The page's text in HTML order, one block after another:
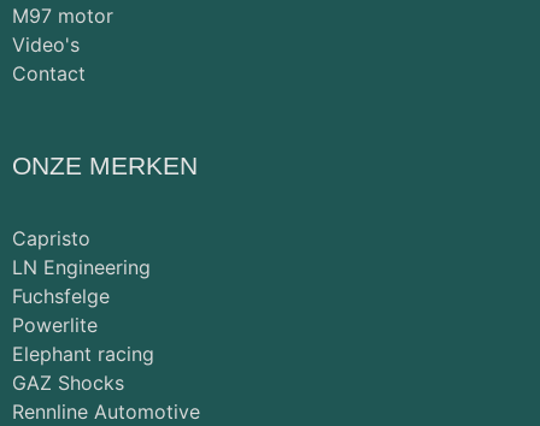
M97 motor
Video's
Contact
ONZE MERKEN
Capristo
LN Engineering
Fuchsfelge
Powerlite
Elephant racing
GAZ Shocks
Rennline Automotive